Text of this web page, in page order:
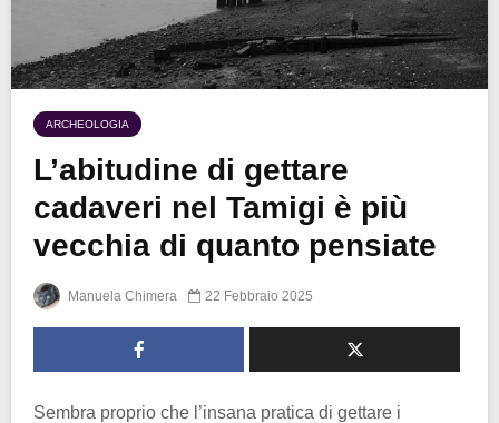
ARCHEOLOGIA
L’abitudine di gettare
cadaveri nel Tamigi è più
vecchia di quanto pensiate
Manuela Chimera 22 Febbraio 2025
Sembra proprio che l’insana pratica di gettare i